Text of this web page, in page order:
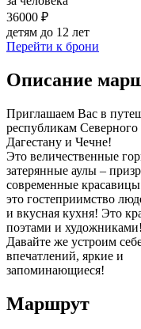
36000 ₽
детям до 12 лет
Перейти к брони
Описание
Приглашаем Вас в
республикам Северного
Дагестану и Чечне!
Это величественные
затерянные аулы –
современные
это гостеприимство
и вкусная кухня! Это
поэтами и художниками!
Давайте же устроим
впечатлений, яркие и
запоминающиеся!
Маршрут